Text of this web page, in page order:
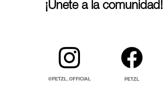
¡Únete a la comunidad!